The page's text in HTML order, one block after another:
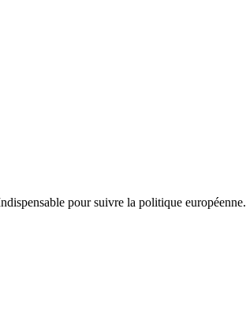
pour suivre la politique européenne.